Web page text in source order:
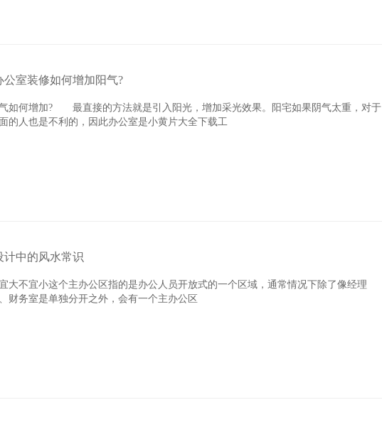
公室装修如何增加阳气?
如何增加? 最直接的方法就是引入阳光，增加采光效果。阳宅如果阴气太重，对于
的人也是不利的，因此办公室是小黄片大全下载工
计中的风水常识
大不宜小这个主办公区指的是办公人员开放式的一个区域，通常情况下除了像经理
、财务室是单独分开之外，会有一个主办公区